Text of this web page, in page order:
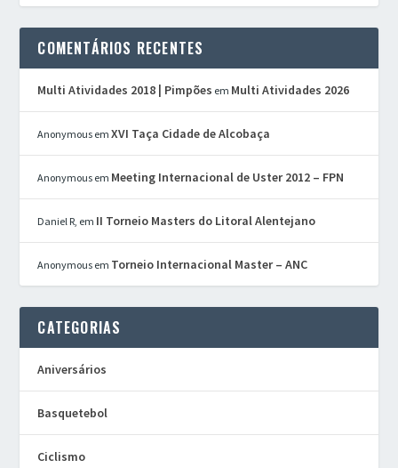
COMENTÁRIOS RECENTES
Multi Atividades 2018 | Pimpões em Multi Atividades 2026
Anonymous emXVI Taça Cidade de Alcobaça
Anonymous em Meeting Internacional de Uster 2012 – FPN
Daniel R, em II Torneio Masters do Litoral Alentejano
Anonymous em Torneio Internacional Master – ANC
CATEGORIAS
Aniversários
Basquetebol
Ciclismo